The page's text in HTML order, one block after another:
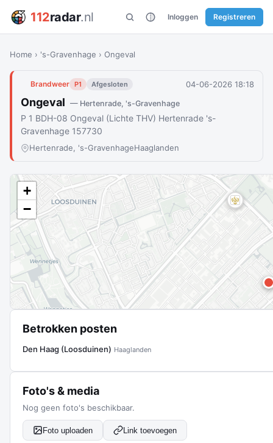
112radar.nl Inloggen Registreren
Home › 's-Gravenhage › Ongeval
Brandweer P1 Afgesloten 04-06-2026 18:18
Ongeval — Hertenrade, 's-Gravenhage
P 1 BDH-08 Ongeval (Lichte THV) Hertenrade 's-
Gravenhage 157730
Hertenrade, 's-GravenhageHaaglanden
+
−
Betrokken posten
Den Haag (Loosduinen) Haaglanden
Foto's & media
Nog geen foto's beschikbaar.
Foto uploaden Link toevoegen